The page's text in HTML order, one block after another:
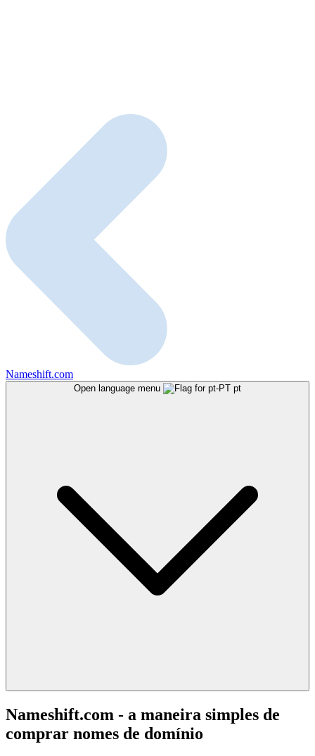
Nameshift.com
Open language menu pt
Nameshift.com - a maneira simples de
comprar nomes de domínio